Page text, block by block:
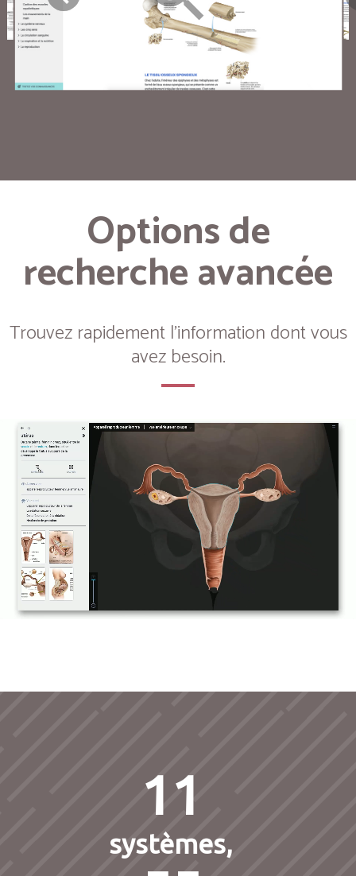
Options de
recherche avancée
Trouvez rapidement l'information dont vous
avez besoin.
11
systèmes,